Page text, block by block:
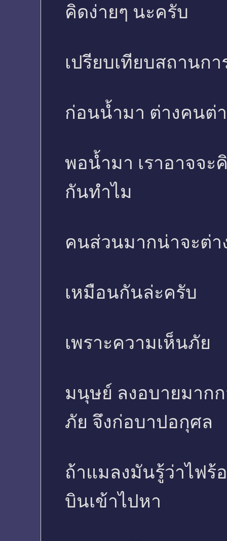
คิดง่ายๆ นะครับ
เปรียบเทียบสถานก
ก่อนน้ำมา ต่างคนต่
พอน้ำมา เราอาจจะ
กันทำไม
คนส่วนมากน่าจะต่
เหมือนกันล่ะครับ
เพราะความเห็นภัย
มนุษย์ ลงอบายมาก
ภัย จึงก่อบาปอกุศล
ถ้าแมลงมันรู้ว่าไฟ
บินเข้าไปหา